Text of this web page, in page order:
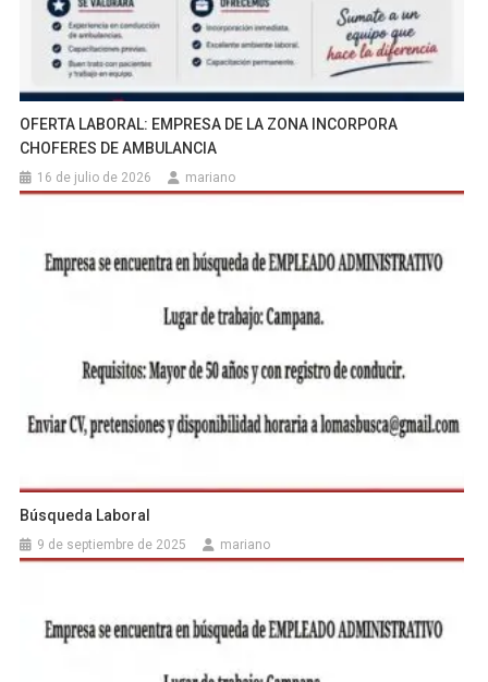
OFERTA LABORAL: EMPRESA DE LA ZONA INCORPORA
CHOFERES DE AMBULANCIA
16 de julio de 2026 mariano
Búsqueda Laboral
9 de septiembre de 2025 mariano